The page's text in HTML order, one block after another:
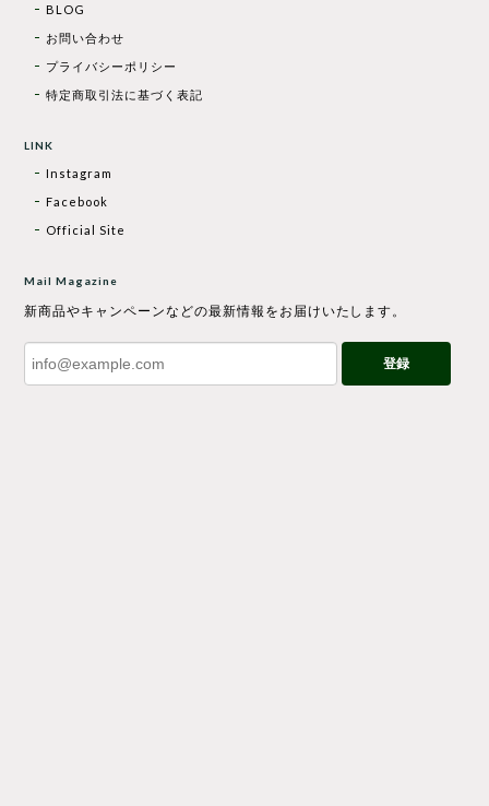
BLOG
お問い合わせ
プライバシーポリシー
特定商取引法に基づく表記
LINK
Instagram
Facebook
Official Site
Mail Magazine
新商品やキャンペーンなどの最新情報をお届けいたします。
登録